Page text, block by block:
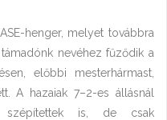
henger, melyet továbbra
nevéhez fűződik a
előbbi mesterhármast,
A hazaiak 7–2-es állásnál
szépítettek is, de csak